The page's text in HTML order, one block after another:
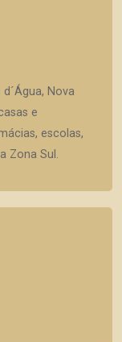
Nova
e
escolas,
Zona Sul.